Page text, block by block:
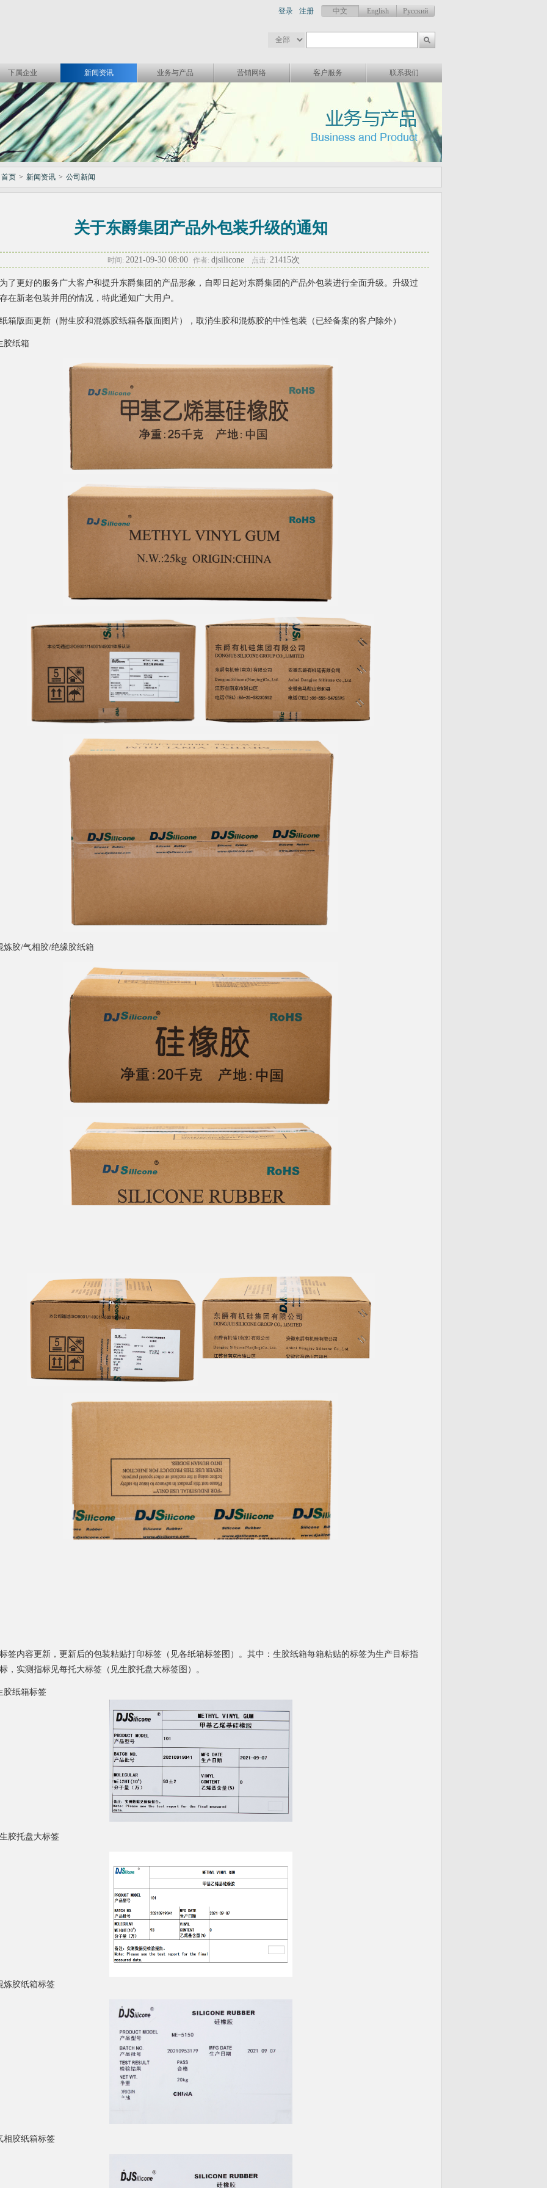
登录 注册 中文 English Русский
下属企业 新闻资讯 业务与产品 营销网络 客户服务 联系我们
首页 > 新闻资讯 > 公司新闻
关于东爵集团产品外包装升级的通知
时间: 2021-09-30 08:00 作者: djsilicone 点击: 21415次
为了更好的服务广大客户和提升东爵集团的产品形象，自即日起对东爵集团的产品外包装进行全面升级。升级过
在新老包装并用的情况，特此通知广大用户。
箱版面更新（附生胶和混炼胶纸箱各版面图片），取消生胶和混炼胶的中性包装（已经备案的客户除外）
胶纸箱
炼胶/气相胶/绝缘胶纸箱
标签内容更新，更新后的包装粘贴打印标签（见各纸箱标签图）。其中：生胶纸箱每箱粘贴的标签为生产目标指
标，实测指标见每托大标签（见生胶托盘大标签图）。
胶纸箱标签
生胶托盘大标签
炼胶纸箱标签
相胶纸箱标签